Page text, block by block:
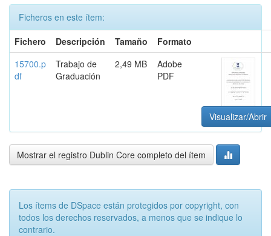
Ficheros en este ítem:
Fichero
Descripción Tamaño
Formato
15700.p
df
Trabajo de
Graduación
2,49 MB
Adobe
PDF
Visualizar/Abrir
Mostrar el registro Dublin Core completo del ítem
Los ítems de DSpace están protegidos por copyright, con
todos los derechos reservados, a menos que se indique lo
contrario.